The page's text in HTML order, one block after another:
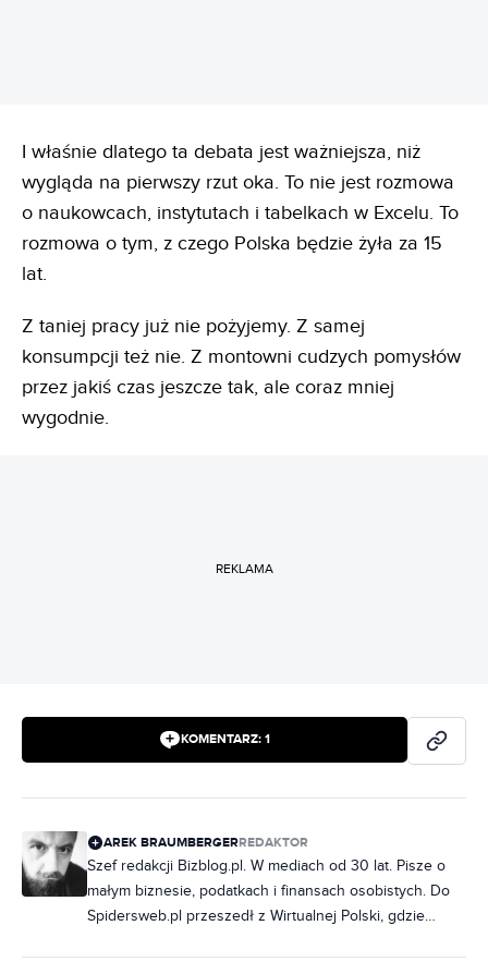
I właśnie dlatego ta debata jest ważniejsza, niż
wygląda na pierwszy rzut oka. To nie jest rozmowa
o naukowcach, instytutach i tabelkach w Excelu. To
rozmowa o tym, z czego Polska będzie żyła za 15
lat.
Z taniej pracy już nie pożyjemy. Z samej
konsumpcji też nie. Z montowni cudzych pomysłów
przez jakiś czas jeszcze tak, ale coraz mniej
wygodnie.
REKLAMA
KOMENTARZ: 1
AREK BRAUMBERGERREDAKTOR
Szef redakcji Bizblog.pl. W mediach od 30 lat. Pisze o
małym biznesie, podatkach i finansach osobistych. Do
Spidersweb.pl przeszedł z Wirtualnej Polski, gdzie